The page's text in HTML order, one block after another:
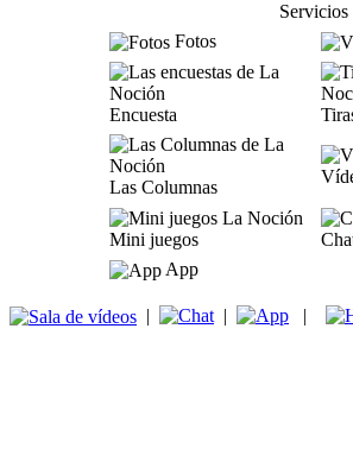
Servicios
Fotos
Encuesta
Las Columnas
Mini juegos
App
| | |